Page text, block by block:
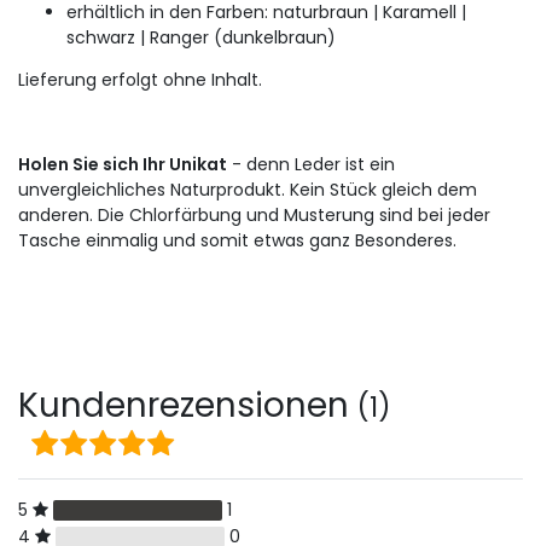
erhältlich in den Farben: naturbraun | Karamell |
schwarz | Ranger (dunkelbraun)
Lieferung erfolgt ohne Inhalt.
Holen Sie sich Ihr Unikat - denn Leder ist ein
unvergleichliches Naturprodukt. Kein Stück gleich dem
anderen. Die Chlorfärbung und Musterung sind bei jeder
Tasche einmalig und somit etwas ganz Besonderes.
Kundenrezensionen (1)
5
1
4
0